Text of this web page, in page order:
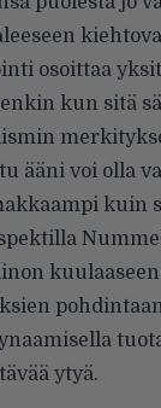
osoittaa
kun sitä
ääni voi olla
kuin
ytyä.